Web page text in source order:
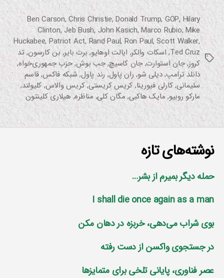
برچسب‌ها
Ben Carson,Chris Christie,Donald Trump, GOP, Hilary
Clinton,Jeb Bush, John Kasich,Marco Rubio, Mike
Huckabee, Patriot Act, Rand Paul,Ron Paul, Scott Walker,
Ted Cruz
, اسکات والکر, ایالت اوهایو, برت بایر, بن کارسون,تد
کروز,جان استوارت,جان کاسیچ,جب بوش,حزب جمهوری‌خواه,
دانلد ترامپ,دیلی شو, ران پاول, رند پاول, شبکه فاکس,قاسم
سلیمانی,کارلی فیورینا, کریس کریستی,کریس والاس,کلیولند,
مارکو روبیو, مایک هاکبی, مگان کلی, مناظره, هیلاری کلینتون
نوشته‌های تازه
حمله دیگر بمیرم از بشر…
I shall die once again as a man
بوی شراب می‌دهی، خربزه در دهان مکن
در جستجوی واکسن از دست رفته
عصر فناوری، پایانی تلخی برای متمایز‌ها